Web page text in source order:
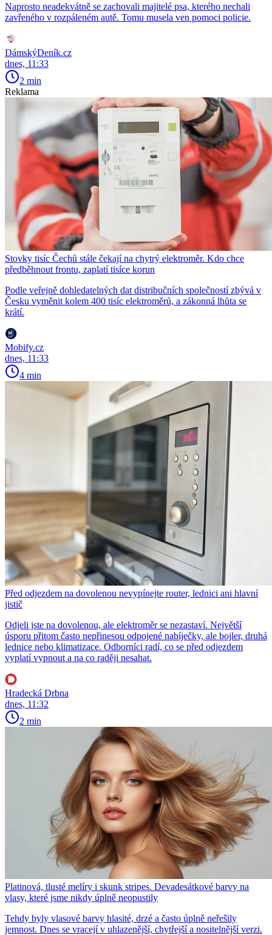
Naprosto neadekvátně se zachovali majitelé psa, kterého nechali
zavřeného v rozpáleném autě. Tomu musela ven pomoci policie.
DámskýDeník.cz
dnes, 11:33
2 min
Reklama
Stovky tisíc Čechů stále čekají na chytrý elektroměr. Kdo chce
předběhnout frontu, zaplatí tisíce korun
Podle veřejně dohledatelných dat distribučních společností zbývá v
Česku vyměnit kolem 400 tisíc elektroměrů, a zákonná lhůta se
krátí.
Mobify.cz
dnes, 11:33
4 min
Před odjezdem na dovolenou nevypínejte router, lednici ani hlavní
jistič
Odjeli jste na dovolenou, ale elektroměr se nezastaví. Největší
úsporu přitom často nepřinesou odpojené nabíječky, ale bojler, druhá
lednice nebo klimatizace. Odborníci radí, co se před odjezdem
vyplatí vypnout a na co raději nesahat.
Hradecká Drbna
dnes, 11:32
2 min
Platinová, tlusté melíry i skunk stripes. Devadesátkové barvy na
vlasy, které jsme nikdy úplně neopustily
Tehdy byly vlasové barvy hlasité, drzé a často úplně neřešily
jemnost. Dnes se vracejí v uhlazenější, chytřejší a nositelnější verzi.